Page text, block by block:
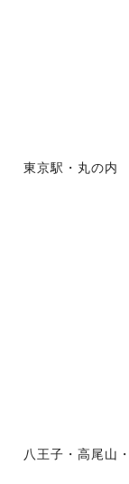
東京駅・丸の内
八王子・高尾山